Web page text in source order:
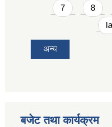
7
8
अन्य
बजेट तथा कार्यक्रम